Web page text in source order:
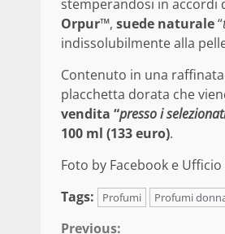
stemperandosi in accordi
Orpur™, suede naturale“
indissolubilmente alla
Contenuto in una
placchetta dorata che
vendita “presso i
100 ml (133 euro).
Foto by Facebook e
Tags:
Profumi Profumi
Previous: